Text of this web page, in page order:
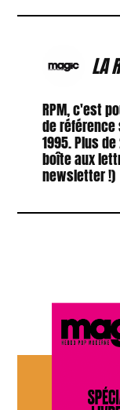
LA
RPM, c'est
de
1995. Plus
boîte aux
newsletter !)